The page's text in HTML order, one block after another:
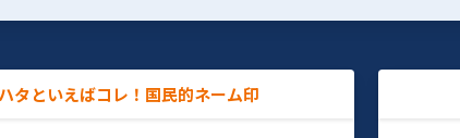
タといえばコレ！国民的ネーム印